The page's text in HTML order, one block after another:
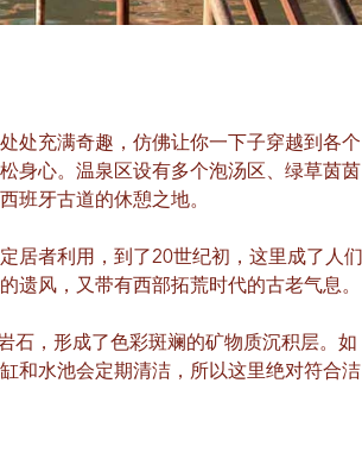
处充满奇趣，仿佛让你一下子穿越到各个
身心。温泉区设有多个泡汤区、绿草茵茵
班牙古道的休憩之地。
居者利用，到了20世纪初，这里成了人们
遗风，又带有西部拓荒时代的古老气息。
石，形成了色彩斑斓的矿物质沉积层。如
和水池会定期清洁，所以这里绝对符合洁